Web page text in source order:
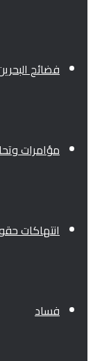
فضائح
مؤامرات
انتهاكات
فساد